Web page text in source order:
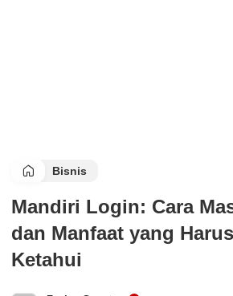
Bisnis
Mandiri Login: Cara
dan Manfaat yang
Ketahui